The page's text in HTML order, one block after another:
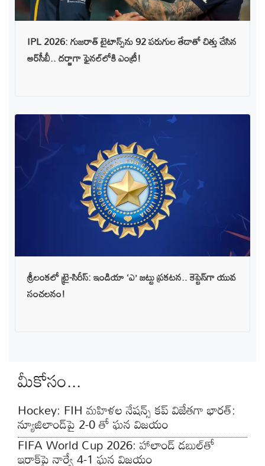
IPL 2026: గుజరాత్ టైటాన్స్‌ను 92 పరుగుల తేడాతో చిత్తు చేసిన
ఆర్‌సీబీ.. దర్జాగా ఫైనల్‌లోకి ఎంట్రీ!
శ్రీలంకలో ట్రై-సిరీస్: ఇండియా ‘ఎ’ జట్టు ప్రకటన.. కెప్టెన్‌గా యువ
సంచలనం!
మీకోసం...
Hockey: FIH మహిళల నేషన్స్ కప్‌ విజేతగా భారత్:
న్యూజిలాండ్‌పై 2-0 తో ఘన విజయం
FIFA World Cup 2026: హాలాండ్ డబుల్‌తో
ఇరాక్‌పై నార్వే 4-1 ఘన విజయం